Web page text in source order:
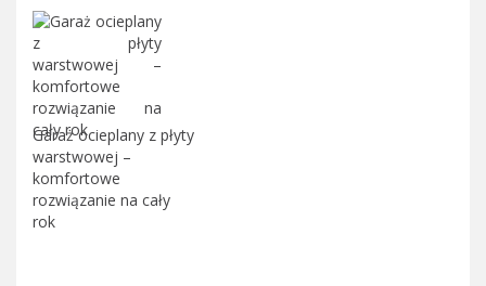
Garaż ocieplany z płyty
warstwowej –
komfortowe
rozwiązanie na cały
rok